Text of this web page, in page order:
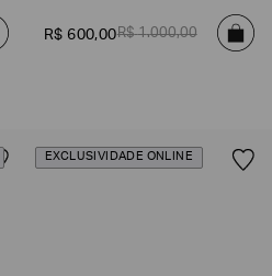
R$ 600,00R$ 1.000,00
EXCLUSIVIDADE ONLINE